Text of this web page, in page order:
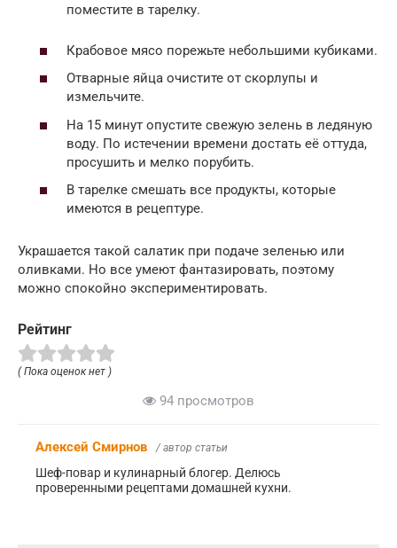
поместите в тарелку.
Крабовое мясо порежьте небольшими кубиками.
Отварные яйца очистите от скорлупы и
измельчите.
На 15 минут опустите свежую зелень в ледяную
воду. По истечении времени достать её оттуда,
просушить и мелко порубить.
В тарелке смешать все продукты, которые
имеются в рецептуре.
Украшается такой салатик при подаче зеленью или
оливками. Но все умеют фантазировать, поэтому
можно спокойно экспериментировать.
Рейтинг
( Пока оценок нет )
94 просмотров
Алексей Смирнов / автор статьи
Шеф-повар и кулинарный блогер. Делюсь
проверенными рецептами домашней кухни.